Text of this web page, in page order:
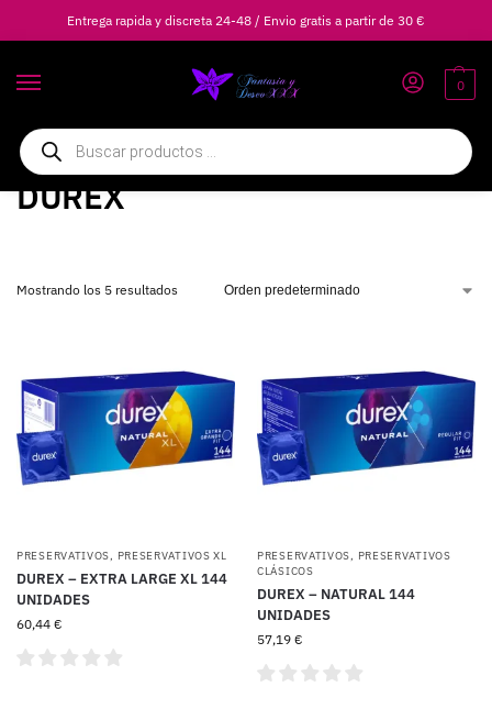
Entrega rapida y discreta 24-48 / Envio gratis a partir de 30 €
0
Inicio Marcas / DUREX
DUREX
Mostrando los 5 resultados
PRESERVATIVOS, PRESERVATIVOS XL
DUREX – EXTRA LARGE XL 144
UNIDADES
60,44 €
PRESERVATIVOS, PRESERVATIVOS
CLÁSICOS
DUREX – NATURAL 144
UNIDADES
57,19 €